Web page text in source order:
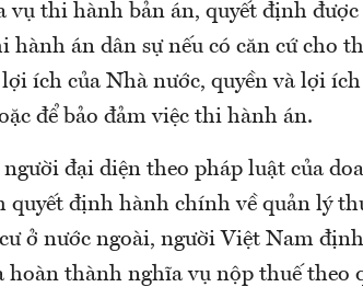
vụ thi hành bản án, quyết định
hành án dân sự nếu có căn cứ cho
ích của Nhà nước, quyền và lợi
để bảo đảm việc thi hành án.
đại diện theo pháp luật của
quyết định hành chính về quản lý
ở nước ngoài, người Việt Nam
hoàn thành nghĩa vụ nộp thuế theo